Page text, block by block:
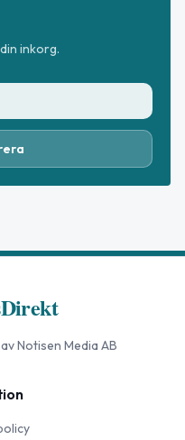
inkorg.
Notisen Media AB